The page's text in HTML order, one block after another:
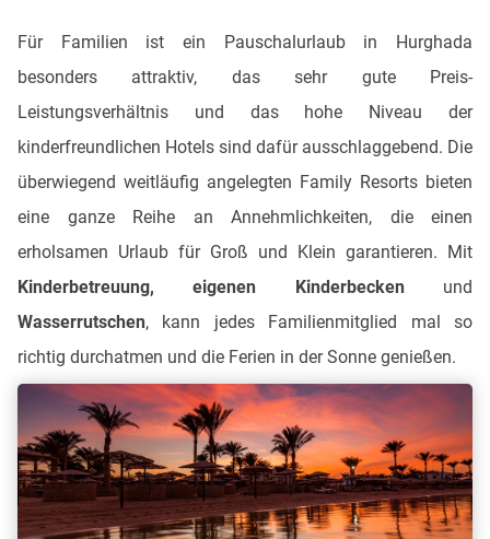
Für Familien ist ein Pauschalurlaub in Hurghada
besonders attraktiv, das sehr gute Preis-
Leistungsverhältnis und das hohe Niveau der
kinderfreundlichen Hotels sind dafür ausschlaggebend. Die
überwiegend weitläufig angelegten Family Resorts bieten
eine ganze Reihe an Annehmlichkeiten, die einen
erholsamen Urlaub für Groß und Klein garantieren. Mit
Kinderbetreuung, eigenen Kinderbeckenund
Wasserrutschen, kann jedes Familienmitglied mal so
richtig durchatmen und die Ferien in der Sonne genießen.